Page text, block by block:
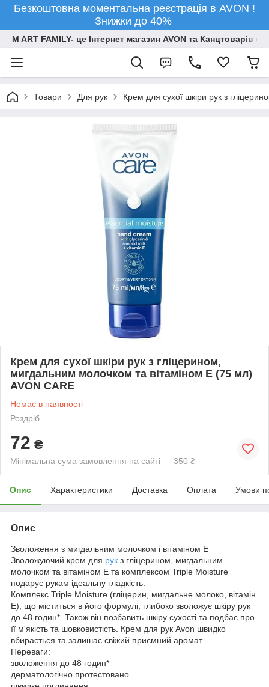
Безкоштовна моментальна реєстрація в AVON !
Знижки до 40%
M ART FAMILY- це Інтернет магазин AVON та Канцтоварів
Товари Для рук Крем для сухої шкіри рук з
Крем для сухої шкіри рук з гліцерином,
мигдальним молочком та вітаміном Е (75 мл)
AVON CARE
Немає в наявності
Роздріб
72 ₴
Мінімальна сума замовлення на сайті — 350 ₴
Опис Характеристики Доставка Оплата Умови
Опис
Зволоження з мигдальним молочком і вітаміном Е
Зволожуючий крем для рук з гліцерином, мигдальним
молочком та вітаміном Е та комплексом Triple Moisture
подарує рукам ідеальну гладкість.
Комплекс Triple Moisture (гліцерин, мигдальне молоко, вітамін
Е), що міститься в його формулі, глибоко зволожує шкіру рук
до 48 годин*. Також він позбавить шкіру сухості та подбає про
її м'якість та шовковистість. Крем для рук Avon швидко
вбирається та залишає свіжий приємний аромат.
Переваги:
зволоження до 48 годин*
дерматологічно протестовано